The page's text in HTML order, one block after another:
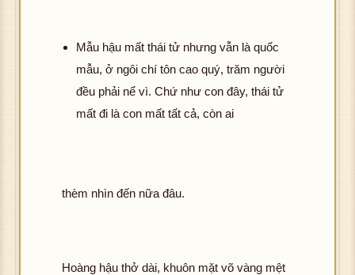
Mẫu hậu mất thái tử nhưng vẫn là quốc
mẫu, ở ngôi chí tôn cao quý, trăm người
đều phải nể vì. Chứ như con đây, thái tử
mất đi là con mất tất cả, còn ai
thèm nhìn đến nữa đâu.
Hoàng hậu thở dài, khuôn mặt võ vàng mệt